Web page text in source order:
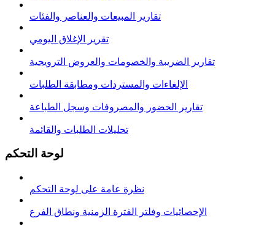
تقارير المبيعات والعناصر والفئات
تقرير الإغلاق اليومي
تقارير الضريبة والخصومات والعروض الترويجية
الإلغاءات والمستردات ومطابقة الطلبات
تقارير الحضور والمصروفات وسجل الطباعة
تحليلات الطلبات والقائمة
لوحة التحكم
نظرة عامة على لوحة التحكم
الإحصائيات وفلتر الفترة الزمنية ونطاق الفرع